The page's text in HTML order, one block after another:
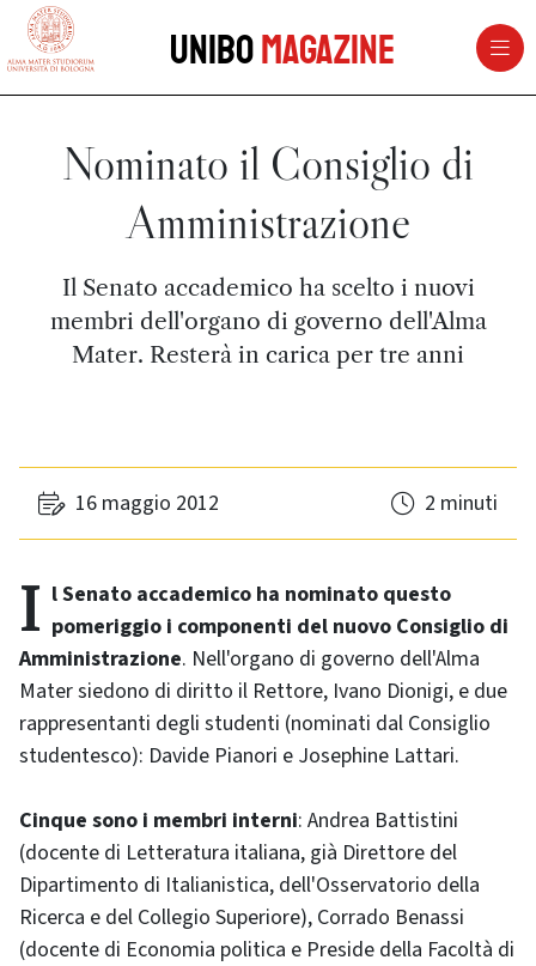
vai al contenuto della pagina
UniboMagazine
Nominato il Consiglio di
Amministrazione
Il Senato accademico ha scelto i nuovi
membri dell'organo di governo dell'Alma
Mater. Resterà in carica per tre anni
16 maggio 2012 2 minuti
Il Senato accademico ha nominato questo pomeriggio i componenti del nuovo Consiglio di
Amministrazione. Nell'organo di governo dell'Alma
Mater siedono di diritto il Rettore, Ivano Dionigi, e due
rappresentanti degli studenti (nominati dal Consiglio
studentesco): Davide Pianori e Josephine Lattari.
Cinque sono i membri interni: Andrea Battistini
(docente di Letteratura italiana, già Direttore del
Dipartimento di Italianistica, dell'Osservatorio della
Ricerca e del Collegio Superiore), Corrado Benassi
(docente di Economia politica e Preside della Facoltà di